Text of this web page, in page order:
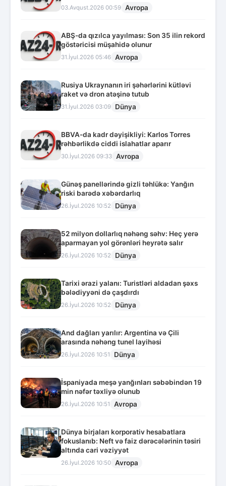
03.Avqust.2026 00:59 Avropa
ABŞ-da qızılca yayılması: Son 35 ilin rekord
göstəricisi müşahidə olunur
31.İyul.2026 05:46 Avropa
Rusiya Ukraynanın iri şəhərlərini kütləvi
raket və dron atəşinə tutub
31.İyul.2026 03:09 Dünya
BBVA-da kadr dəyişikliyi: Karlos Torres
rəhbərlikdə ciddi islahatlar aparır
30.İyul.2026 09:33 Avropa
Günəş panellərində gizli təhlükə: Yanğın
riski barədə xəbərdarlıq
26.İyul.2026 10:52 Dünya
52 milyon dollarlıq nəhəng səhv: Heç yerə
aparmayan yol görənləri heyrətə salır
26.İyul.2026 10:52 Dünya
Tarixi ərazi yalanı: Turistləri aldadan şəxs
bələdiyyəni də çaşdırdı
26.İyul.2026 10:52 Dünya
And dağları yarılır: Argentina və Çili
arasında nəhəng tunel layihəsi
26.İyul.2026 10:51 Dünya
İspaniyada meşə yanğınları səbəbindən 19
min nəfər təxliyə olunub
26.İyul.2026 10:51 Avropa
Dünya birjaları korporativ hesabatlara
fokuslanıb: Neft və faiz dərəcələrinin təsiri
altında cari vəziyyət
26.İyul.2026 10:50 Avropa